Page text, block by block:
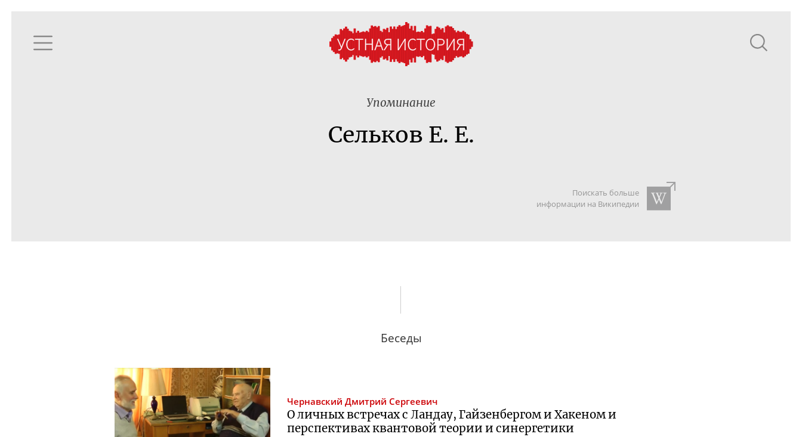
Упоминание
Сельков Е. Е.
Поискать больше
информации на Википедии
Беседы
Чернавский Дмитрий Сергеевич
О личных встречах с Ландау, Гайзенбергом и Хакеном и
перспективах квантовой теории и синергетики